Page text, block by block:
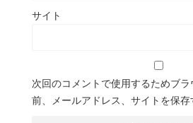
サイト
次回のコメントで使用するためブラ
前、メールアドレス、サイトを保存